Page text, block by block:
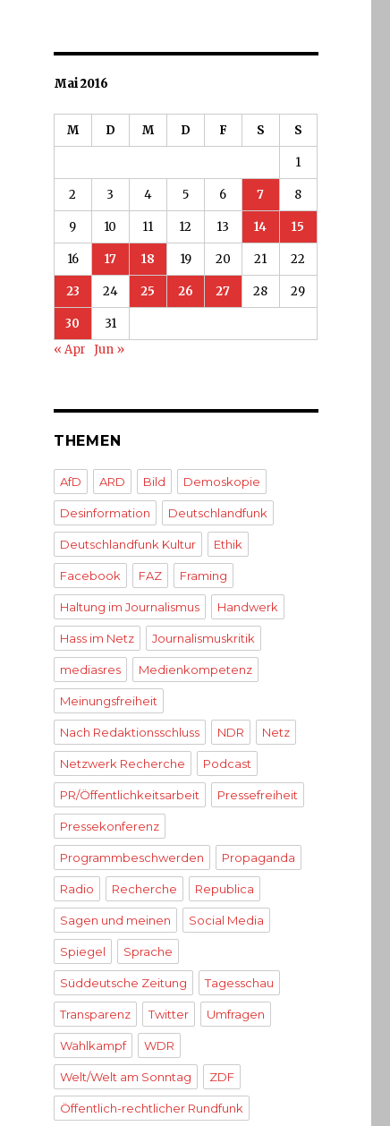
Mai 2016
M D M D F S S
1
2 3 4 5 6 7 8
9 10 11 12 13 14 15
16 17 18 19 20 21 22
23 24 25 26 27 28 29
30
31
« Apr Jun »
THEMEN
AfD ARD Bild Demoskopie
Desinformation Deutschlandfunk
Deutschlandfunk Kultur Ethik
Facebook FAZ Framing
Haltung im Journalismus Handwerk
Hass im Netz Journalismuskritik
mediasres Medienkompetenz
Meinungsfreiheit
Nach Redaktionsschluss NDR Netz
Netzwerk Recherche Podcast
PR/Öffentlichkeitsarbeit Pressefreiheit
Pressekonferenz
Programmbeschwerden Propaganda
Radio Recherche Republica
Sagen und meinen Social Media
Spiegel Sprache
Süddeutsche Zeitung Tagesschau
Transparenz Twitter Umfragen
Wahlkampf WDR
Welt/Welt am Sonntag ZDF
Öffentlich-rechtlicher Rundfunk